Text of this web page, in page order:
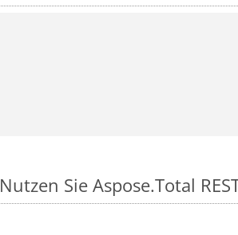
Nutzen Sie Aspose.Total